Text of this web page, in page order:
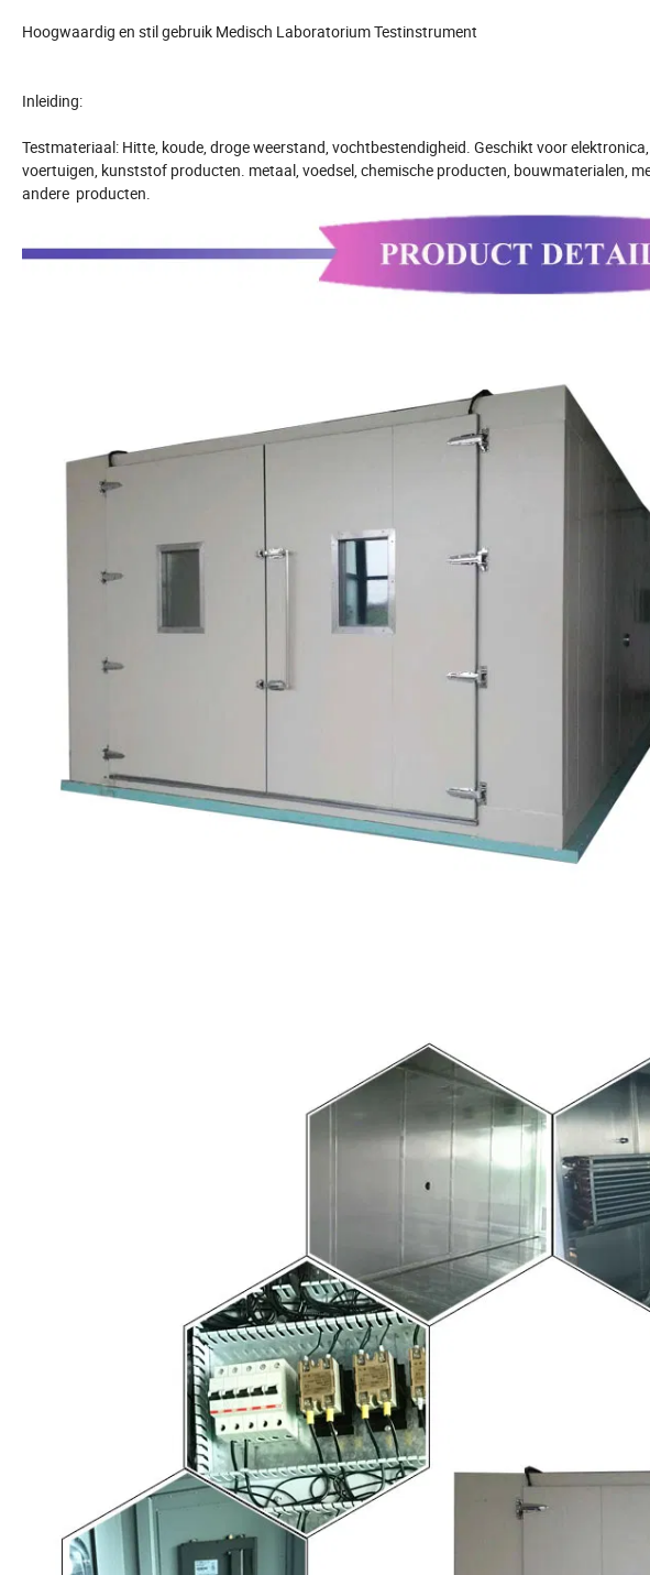
Hoogwaardig en stil gebruik Medisch Laboratorium Testinstrument
Inleiding:
Testmateriaal: Hitte, koude, droge weerstand, vochtbestendigheid. Geschikt voor
voertuigen, kunststof producten. metaal, voedsel, chemische producten, bouwmaterialen,
andere producten.